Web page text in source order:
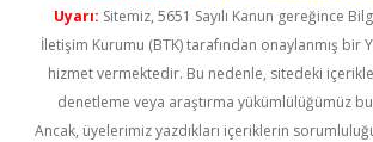
Uyarı: Sitemiz, 5651 Sayılı Kanun gereğince
İletişim Kurumu (BTK) tarafından onaylanmış bir
hizmet vermektedir. Bu nedenle, sitedeki
denetleme veya araştırma yükümlülüğümüz
Ancak, üyelerimiz yazdıkları içeriklerin